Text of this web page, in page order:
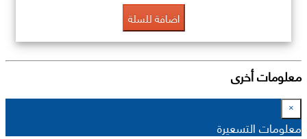
اضافة للسلة
معلومات أخرى
×
معلومات التسعيرة